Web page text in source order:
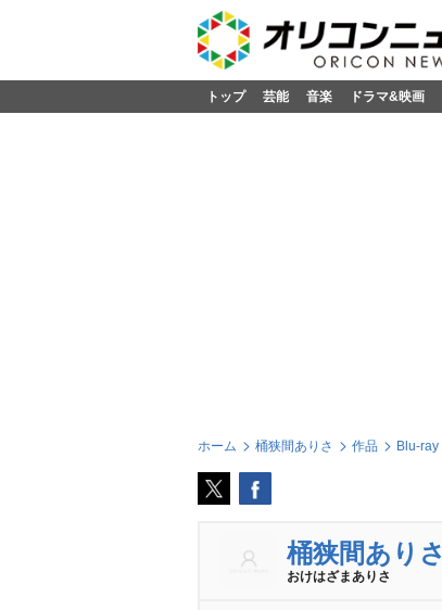
トップ 芸能 音楽 ドラマ&映画
ホーム 桶狭間ありさ 作品 Blu-ray
桶狭間ありさ
おけはざまありさ